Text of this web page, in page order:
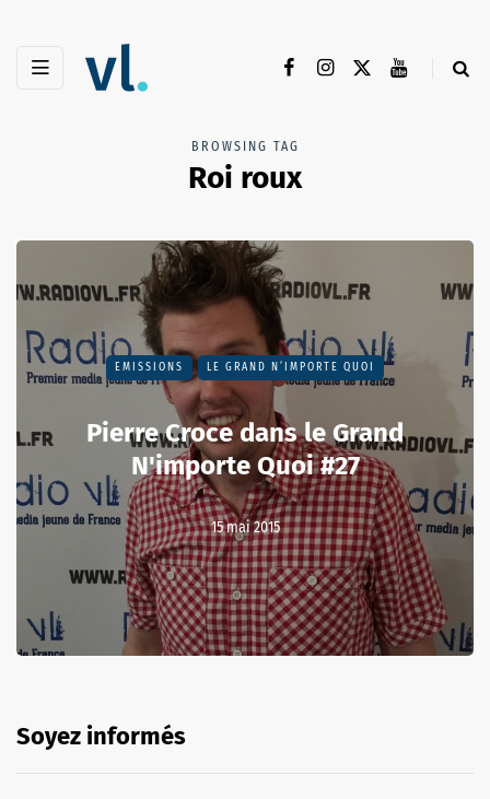
BROWSING TAG
Roi roux
EMISSIONS LE GRAND N’IMPORTE QUOI
Pierre Croce dans le Grand
N'importe Quoi #27
15 mai 2015
Soyez informés